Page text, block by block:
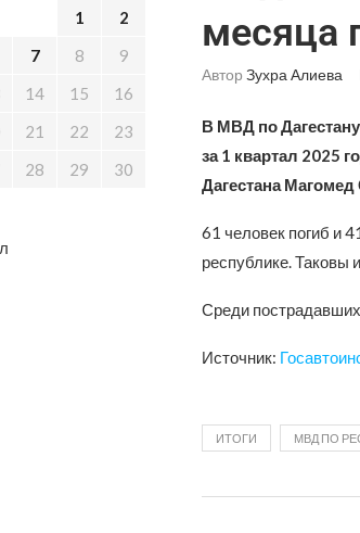
месяца
Автор Зухра Алиева
В МВД по
за 1 квартал 2025
Дагестана
61 человек погиб и
республике. Таковы
Среди
Источник:
ИТОГИ МВД ПО
1
2
7 8
9
14 15
16
21 22
23
28 29
30